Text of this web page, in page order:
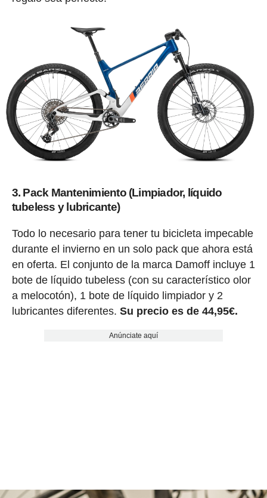
3. Pack Mantenimiento (Limpiador, líquido
tubeless y lubricante)
Todo lo necesario para tener tu bicicleta impecable
durante el invierno en un solo pack que ahora está
en oferta. El conjunto de la marca Damoff incluye 1
bote de líquido tubeless (con su característico olor
a melocotón), 1 bote de líquido limpiador y 2
lubricantes diferentes. Su precio es de 44,95€.
Anúnciate aquí